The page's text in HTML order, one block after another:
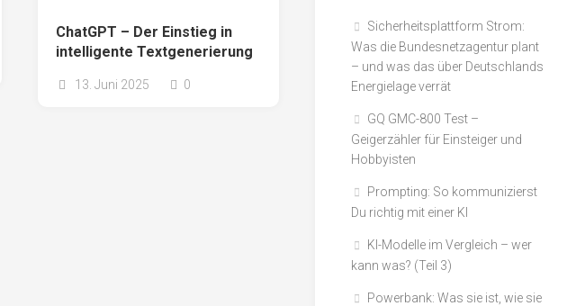
ChatGPT – Der Einstieg in
intelligente Textgenerierung
13. Juni 2025 0
Sicherheitsplattform Strom:
Was die Bundesnetzagentur plant
– und was das über Deutschlands
Energielage verrät
GQ GMC-800 Test –
Geigerzähler für Einsteiger und
Hobbyisten
Prompting: So kommunizierst
Du richtig mit einer KI
KI-Modelle im Vergleich – wer
kann was? (Teil 3)
Powerbank: Was sie ist, wie sie